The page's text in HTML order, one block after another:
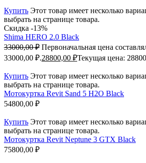
Купить Этот товар имеет несколько
выбрать на странице товара.
Скидка -13%
Shima HERO 2.0 Black
33000,00₽ Первоначальная цена
33000,00 ₽.28800,00 ₽Текущая цена:
Купить Этот товар имеет несколько
выбрать на странице товара.
Мотокуртка Revit Sand 5 H2O Black
54800,00 ₽
Купить Этот товар имеет несколько
выбрать на странице товара.
Мотокуртка Revit Neptune 3 GTX Black
75800,00 ₽